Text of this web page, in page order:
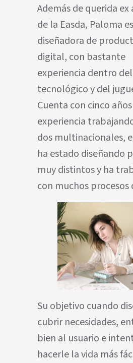
Además de querida
de la Easda, Paloma es
diseñadora de
digital, con bastante
experiencia dentro
tecnológico y del
Cuenta con cinco
experiencia
dos multinacionales,
ha estado diseñando
muy distintos y ha
con muchos procesos
Su objetivo cuando
cubrir necesidades,
bien al usuario e
hacerle la vida más